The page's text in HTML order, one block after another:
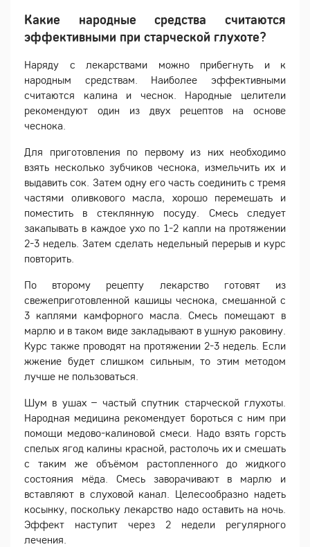
Какие народные средства считаются
эффективными при старческой глухоте?
Наряду с лекарствами можно прибегнуть и к
народным средствам. Наиболее эффективными
считаются калина и чеснок. Народные целители
рекомендуют один из двух рецептов на основе
чеснока.
Для приготовления по первому из них необходимо
взять несколько зубчиков чеснока, измельчить их и
выдавить сок. Затем одну его часть соединить с тремя
частями оливкового масла, хорошо перемешать и
поместить в стеклянную посуду. Смесь следует
закапывать в каждое ухо по 1-2 капли на протяжении
2-3 недель. Затем сделать недельный перерыв и курс
повторить.
По второму рецепту лекарство готовят из
свежеприготовленной кашицы чеснока, смешанной с
3 каплями камфорного масла. Смесь помещают в
марлю и в таком виде закладывают в ушную раковину.
Курс также проводят на протяжении 2-3 недель. Если
жжение будет слишком сильным, то этим методом
лучше не пользоваться.
Шум в ушах – частый спутник старческой глухоты.
Народная медицина рекомендует бороться с ним при
помощи медово-калиновой смеси. Надо взять горсть
спелых ягод калины красной, растолочь их и смешать
с таким же объёмом растопленного до жидкого
состояния мёда. Смесь заворачивают в марлю и
вставляют в слуховой канал. Целесообразно надеть
косынку, поскольку лекарство надо оставить на ночь.
Эффект наступит через 2 недели регулярного
лечения.